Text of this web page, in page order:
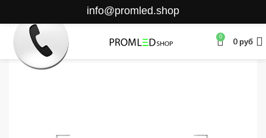
info@promled.shop
0 0руб